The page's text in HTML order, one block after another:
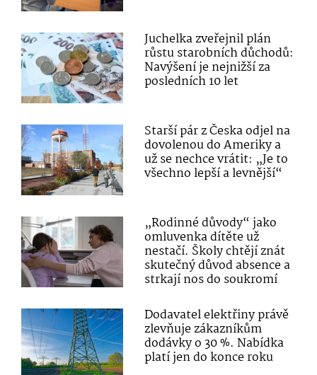
Juchelka zveřejnil plán
růstu starobních důchodů:
Navýšení je nejnižší za
posledních 10 let
Starší pár z Česka odjel na
dovolenou do Ameriky a
už se nechce vrátit: „Je to
všechno lepší a levnější“
„Rodinné důvody“ jako
omluvenka dítěte už
nestačí. Školy chtějí znát
skutečný důvod absence a
strkají nos do soukromí
Dodavatel elektřiny právě
zlevňuje zákazníkům
dodávky o 30 %. Nabídka
platí jen do konce roku